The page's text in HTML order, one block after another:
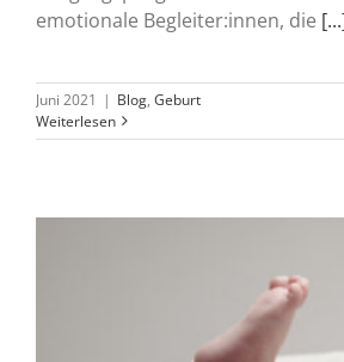
emotionale Begleiter:innen, die
Juni 2021 | Blog, Geburt
Weiterlesen